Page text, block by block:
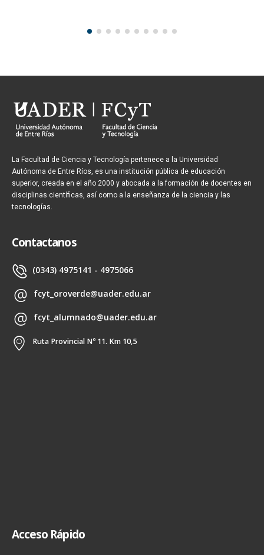
La Facultad de Ciencia y Tecnología pertenece a la Universidad
Autónoma de Entre Ríos, es una institución pública de educación
superior, creada en el año 2000 y abocada a la formación de docentes en
disciplinas científicas, así como a la enseñanza de la ciencia y las
tecnologías.
Contactanos
(0343) 4975141 - 4975066
fcyt_oroverde@uader.edu.ar
fcyt_alumnado@uader.edu.ar
Ruta Provincial Nº 11. Km 10,5
Acceso Rápido